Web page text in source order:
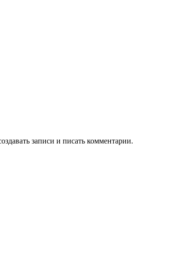
записи и писать комментарии.